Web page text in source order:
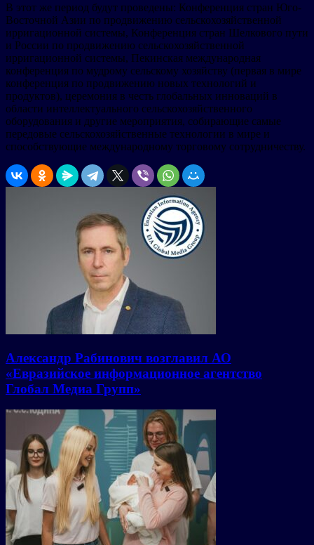
В этот же период будут проведены: Конференция стран Юго-
Восточной Азии по продвижению сельскохозяйственной
ирригационной системы, Конференция стран Шелкового пути
и России по продвижению сельскохозяйственной
ирригационной системы, Пекинская международная
конференция по мудрому сельскому хозяйству (первая в мире
конференция по продвижению новых технологий и
продуктов), церемония в честь глобальных инноваций в
области интеллектуального сельскохозяйственного
оборудования и другие мероприятия, собирающие самые
передовые сельскохозяйственные технологии в мире и
способствующие международному торговому сотрудничеству.
Александр Рабинович возглавил АО
«Евразийское информационное агентство
Глобал Медиа Групп»